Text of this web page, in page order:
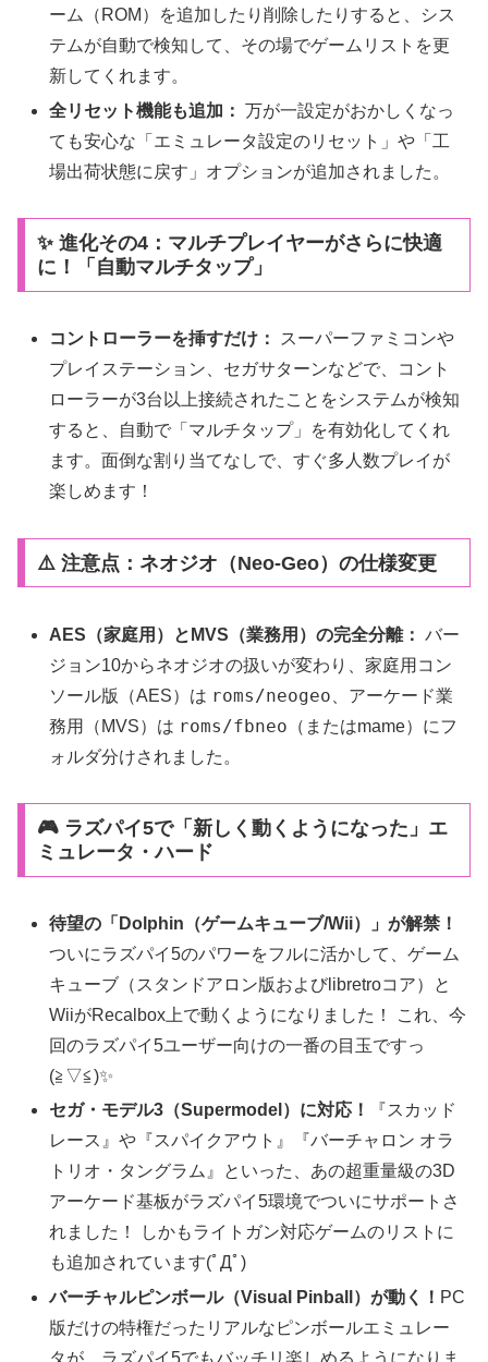
ーム（ROM）を追加したり削除したりすると、シス
テムが自動で検知して、その場でゲームリストを更
新してくれます。
全リセット機能も追加： 万が一設定がおかしくなっ
ても安心な「エミュレータ設定のリセット」や「工
場出荷状態に戻す」オプションが追加されました。
✨ 進化その4：マルチプレイヤーがさらに快適
に！「自動マルチタップ」
コントローラーを挿すだけ：
スーパーファミコンや
プレイステーション、セガサターンなどで、コント
ローラーが3台以上接続されたことをシステムが検知
すると、自動で「マルチタップ」を有効化してくれ
ます。面倒な割り当てなしで、すぐ多人数プレイが
楽しめます！
⚠️ 注意点：ネオジオ（Neo-Geo）の仕様変更
AES（家庭用）とMVS（業務用）の完全分離： バー
ジョン10からネオジオの扱いが変わり、家庭用コン
ソール版（AES）は roms/neogeo 、アーケード業
務用（MVS）は roms/fbneo （またはmame）にフ
ォルダ分けされました。
🎮 ラズパイ5で「新しく動くようになった」エ
ミュレータ・ハード
待望の「Dolphin（ゲームキューブ/Wii）」が解禁！
ついにラズパイ5のパワーをフルに活かして、ゲーム
キューブ（スタンドアロン版およびlibretroコア）と
WiiがRecalbox上で動くようになりました！ これ、今
回のラズパイ5ユーザー向けの一番の目玉ですっ
(≧▽≦)✨
セガ・モデル3（Supermodel）に対応！
『スカッド
レース』や『スパイクアウト』『バーチャロン オラ
トリオ・タングラム』といった、あの超重量級の3D
アーケード基板がラズパイ5環境でついにサポートさ
れました！ しかもライトガン対応ゲームのリストに
も追加されています(ﾟДﾟ)
バーチャルピンボール（Visual Pinball）が動く！ PC
版だけの特権だったリアルなピンボールエミュレー
タが、ラズパイ5でもバッチリ楽しめるようになりま